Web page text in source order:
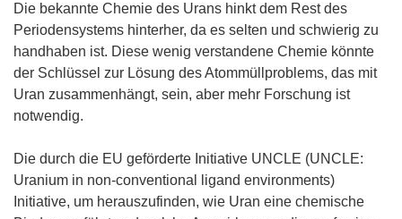
Die bekannte Chemie des Urans hinkt dem Rest des
Periodensystems hinterher, da es selten und schwierig zu
handhaben ist. Diese wenig verstandene Chemie könnte
der Schlüssel zur Lösung des Atommüllproblems, das mit
Uran zusammenhängt, sein, aber mehr Forschung ist
notwendig.
Die durch die EU geförderte Initiative UNCLE (UNCLE:
Uranium in non-conventional ligand environments)
Initiative, um herauszufinden, wie Uran eine chemische